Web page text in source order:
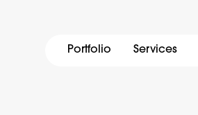
Portfolio Services